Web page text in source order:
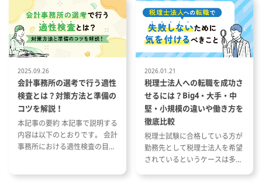
繁忙期について 会計事務所で働
く際に役立つ資格や経験につい
て
内容と資格が与える影響 資格や
スキルを活かした税理士事務所
への転職成功事例
2025.09.26
会計事務所の選考で行う適性
検査とは？対策方法と準備の
コツを解説！
本記事の要約 本記事で説明する
内容は以下のとおりです。 会計
事務所における適性検査の目的
2026.01.21
税理士法人への転職を成功さ
せるには？Big4・大手・中
堅・小規模の違いや働き方を
徹底比較
税理士試験に合格している方が
勤務先として税理士法人を希望
されているというケースは多い